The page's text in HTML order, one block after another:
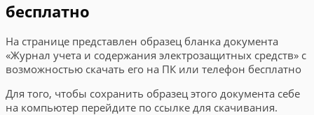
бесплатно
На странице представлен образец бланка документа
«Журнал учета и содержания электрозащитных средств» с
возможностью скачать его на ПК или телефон бесплатно
Для того, чтобы сохранить образец этого документа себе
на компьютер перейдите по ссылке для скачивания.